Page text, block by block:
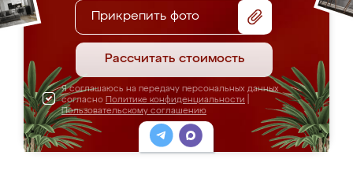
Прикрепить фото
Рассчитать стоимость
Я соглашаюсь на передачу персональных данных
согласно Политике конфиденциальности
Пользовательскому соглашению